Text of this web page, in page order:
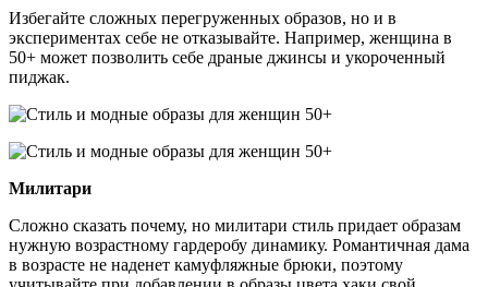
Избегайте сложных перегруженных образов, но и в
экспериментах себе не отказывайте. Например, женщина в
50+ может позволить себе драные джинсы и укороченный
пиджак.
Милитари
Сложно сказать почему, но милитари стиль придает образам
нужную возрастному гардеробу динамику. Романтичная дама
в возрасте не наденет камуфляжные брюки, поэтому